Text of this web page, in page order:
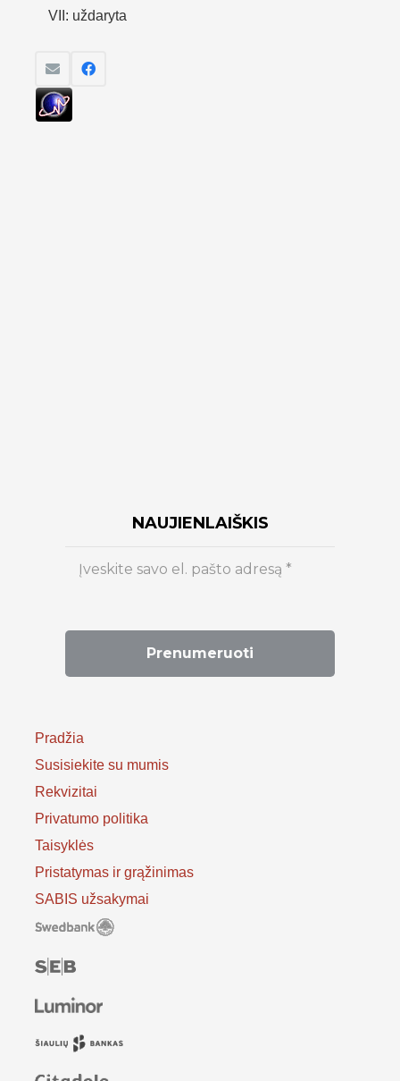
VII: uždaryta
NAUJIENLAIŠKIS
Pradžia
Susisiekite su mumis
Rekvizitai
Privatumo politika
Taisyklės
Pristatymas ir grąžinimas
SABIS užsakymai